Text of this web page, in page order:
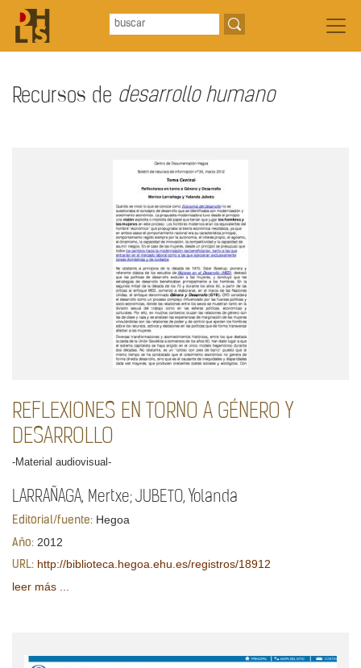
Recursos de desarrollo humano
REFLEXIONES EN TORNO A GÉNERO Y
DESARROLLO
-Material audiovisual-
LARRAÑAGA, Mertxe; JUBETO, Yolanda
Editorial/fuente: Hegoa
Año: 2012
URL: http://biblioteca.hegoa.ehu.es/registros/18912
leer más ...